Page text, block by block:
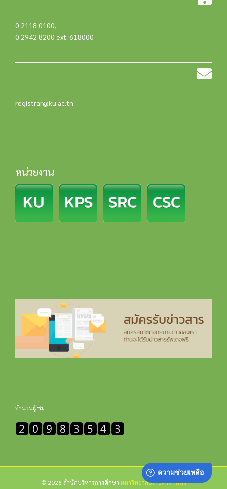
0 2118 0100,
0 2942 8200 ext. 618000
registrar@ku.ac.th
หน่วยงาน
จำนวนผู้ชม
© 2026 สำนักบริหารการศึกษา มหาวิทยาลัยเกษตรศาสตร์